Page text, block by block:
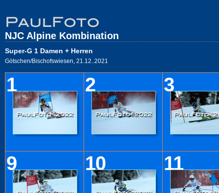
NJC Alpine Kombination
Super-G 1 Damen + Herren
Götschen/Bischofswiesen, 21.12..2021
1 2 3
9 10 11